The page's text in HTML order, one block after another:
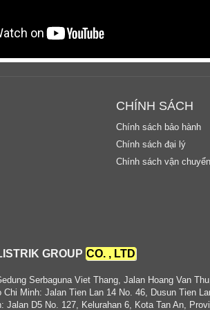
CHÍNH SÁCH
Chính sách bảo hành
Chính sách đại lý
Chính sách vận chuyển
GROUP CO. , LTD
Serbaguna Viet Thang, Jalan Hoang Van
Chi Minh: Jalan Tien Lan 14 No. 46, Dusun Tien
Jalan D5 No. 127, Kelurahan 6, Kota Tan An,